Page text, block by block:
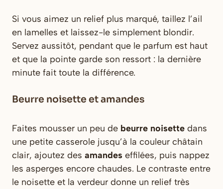
Si vous aimez un relief plus marqué, taillez l’ail
en lamelles et laissez-le simplement blondir.
Servez aussitôt, pendant que le parfum est haut
et que la pointe garde son ressort : la dernière
minute fait toute la différence.
Beurre noisette et amandes
Faites mousser un peu de beurre noisette dans
une petite casserole jusqu’à la couleur châtain
clair, ajoutez des amandes effilées, puis nappez
les asperges encore chaudes. Le contraste entre
le noisette et la verdeur donne un relief très